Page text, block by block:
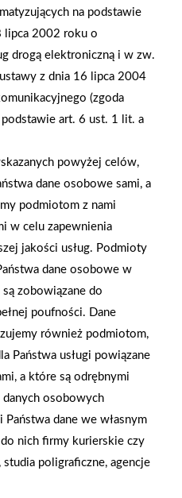
bezcenne. Oprócz szalonej
czekała również
wspólnie z dzieciakami, a
korzystały z malowania
rozszerzyć nagrody
Autobus" odwiedzi trzy
na podstawie
lipca 2002 roku o
drogą elektroniczną i w zw.
z dnia 16 lipca 2004
(zgoda
art. 6 ust. 1 lit. a
powyżej celów,
dane osobowe sami, a
podmiotom z nami
w celu zapewnienia
jakości usług. Podmioty
dane osobowe w
zobowiązane do
poufności. Dane
również podmiotom,
Państwa usługi powiązane
a które są odrębnymi
osobowych
Państwa dane we własnym
nich firmy kurierskie czy
poligraficzne, agencje